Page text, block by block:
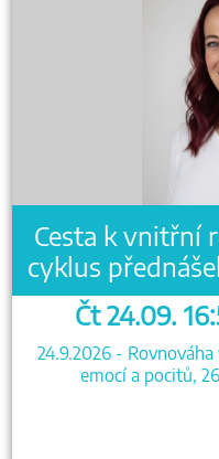
Cesta k vnitřní
cyklus
Čt 24.09.
24.9.2026 -
emocí a pocitů,